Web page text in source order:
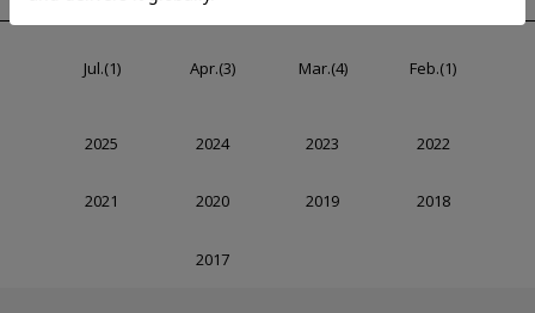
Jul.(1) Apr.(3) Mar.(4) Feb.(1)
2025 2024 2023 2022
2021 2020 2019 2018
2017